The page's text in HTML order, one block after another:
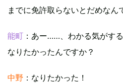
までに免許取らないとだめなん
能町 ：あー……、わかる気がす
なりたかったんですか？
中野 ：なりたかった！